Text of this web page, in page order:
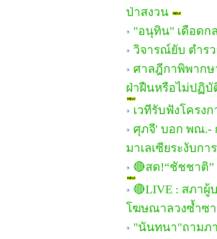
ป่าสงวน
"อนุทิน" เดือดก
วิจารณ์ยับ ตำร
ศาลฎีกาพิพากษ
ฝ่าฝืนหรือไม่ปฏิบั
เวทีรับฟังโครง
ศุภจี' บอก พณ.-
มาเลเซียระงับก
🔴สด!“ชัชชาติ”
🔴LIVE : สภาผู้
โฆษณาลวงซ้ำซ
"นันทนา"ถามภ